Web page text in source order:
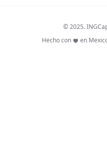
© 2025.
Hecho con
en